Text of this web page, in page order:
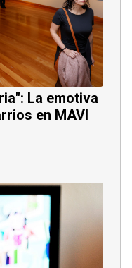
La emotiva
en MAVI